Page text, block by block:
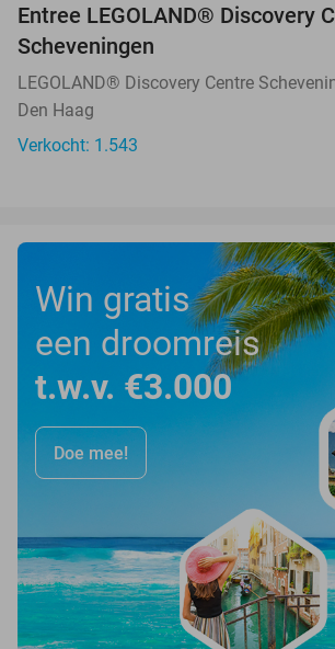
Entree LEGOLAND® Discovery
Scheveningen
LEGOLAND® Discovery Centre
Den Haag
Verkocht: 1.543
Win gratis
een droomreis
t.w.v. €3.000
Doe mee!